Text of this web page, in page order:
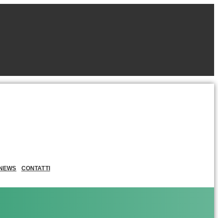
CONTATTI